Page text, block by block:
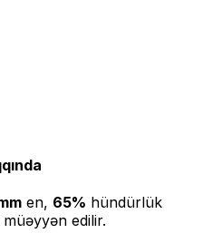
en, 65% hündürlük
edilir.